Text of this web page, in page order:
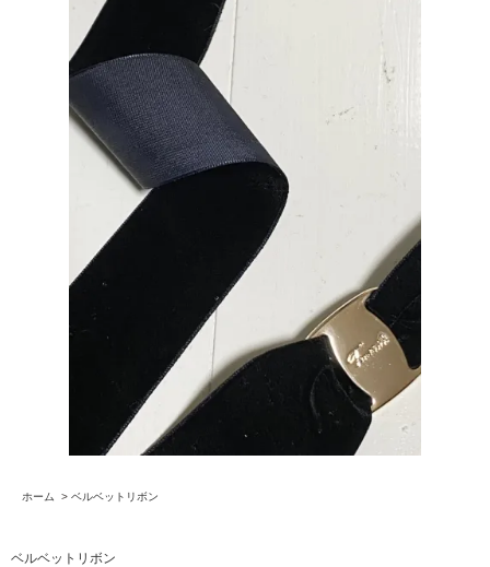
ホーム > ベルベットリボン
ベルベットリボン